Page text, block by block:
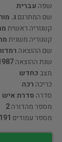
שפה עברית
שם המתרגםג. מור
קטגוריה ראשית
קטגוריה משנית
שם ההוצאה
שנת ההוצאה
מצבכחדש
כריכה רכה
סדרה סדרת איש
מספר מהדורה2
מספר עמודים 191